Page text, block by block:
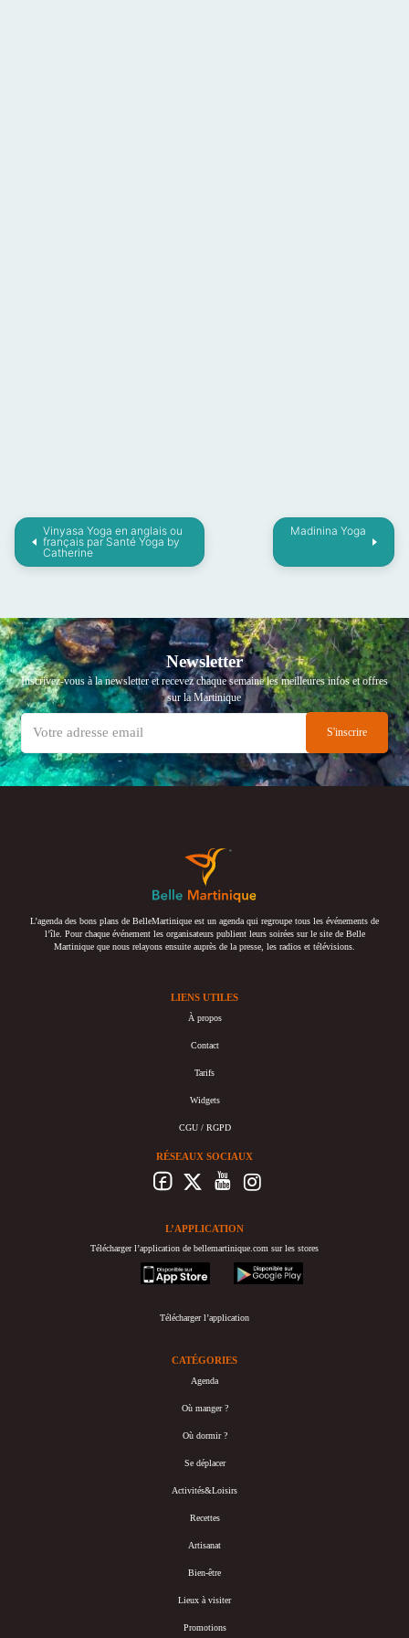
Vinyasa Yoga en anglais ou
français par Santé Yoga by
Catherine
Madinina Yoga
Newsletter
Inscrivez-vous à la newsletter et recevez chaque semaine les meilleures infos et offres
sur la Martinique
L’agenda des bons plans de BelleMartinique est un agenda qui regroupe tous les événements de
l’île. Pour chaque événement les organisateurs publient leurs soirées sur le site de Belle
Martinique que nous relayons ensuite auprès de la presse, les radios et télévisions.
LIENS UTILES
À propos
Contact
Tarifs
Widgets
CGU / RGPD
RÉSEAUX SOCIAUX
L’APPLICATION
Télécharger l’application de bellemartinique.com sur les stores
appstore
googleplay
Télécharger l’application
CATÉGORIES
Agenda
Où manger ?
Où dormir ?
Se déplacer
Activités&Loisirs
Recettes
Artisanat
Bien-être
Lieux à visiter
Promotions